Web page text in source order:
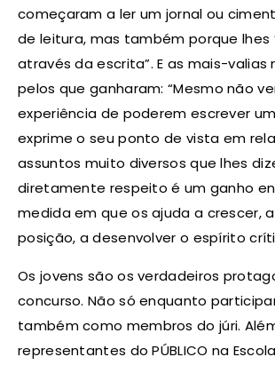
começaram a ler um jornal ou
de leitura, mas também porque lhes
através da escrita”. E as mais-valias
pelos que ganharam: “Mesmo não
experiência de poderem escrever
exprime o seu ponto de vista em
assuntos muito diversos que lhes
diretamente respeito é um ganho
medida em que os ajuda a crescer,
posição, a desenvolver o espírito
Os jovens são os verdadeiros
concurso. Não só enquanto
também como membros do júri.
representantes do PÚBLICO na